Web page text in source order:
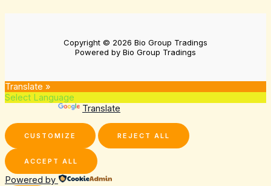
Copyright © 2026 Bio Group Tradings
Powered by Bio Group Tradings
Translate »
Translate
CUSTOMIZE REJECT ALL
ACCEPT ALL
Powered by